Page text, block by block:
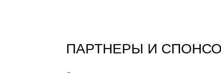
ПАРТНЕРЫ И